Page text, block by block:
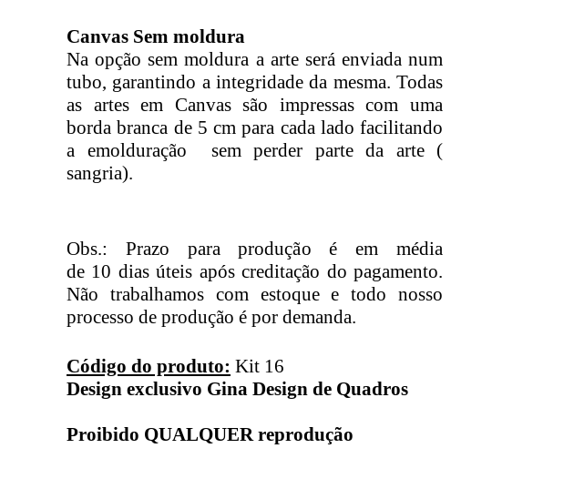
Canvas Sem moldura
Na opção sem moldura a arte será enviada num
tubo, garantindo a integridade da mesma. Todas
as artes em Canvas são impressas com uma
borda branca de 5 cm para cada lado facilitando
a emolduração sem perder parte da arte (
sangria).
Obs.: Prazo para produção é em média
de 10 dias úteis após creditação do pagamento.
Não trabalhamos com estoque e todo nosso
processo de produção é por demanda.
Código do produto: Kit 16
Design exclusivo Gina Design de Quadros
Proibido QUALQUER reprodução